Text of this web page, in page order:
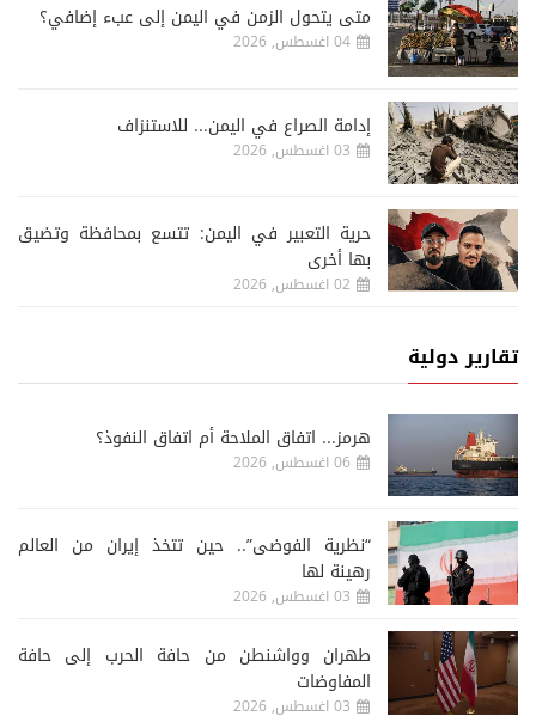
متى يتحول الزمن في اليمن إلى عبء إضافي؟
04 اغسطس, 2026
إدامة الصراع في اليمن... للاستنزاف
03 اغسطس, 2026
حرية التعبير في اليمن: تتسع بمحافظة وتضيق
بها أخرى
02 اغسطس, 2026
تقارير دولية
هرمز... اتفاق الملاحة أم اتفاق النفوذ؟
06 اغسطس, 2026
“نظرية الفوضى”.. حين تتخذ إيران من العالم
رهينة لها
03 اغسطس, 2026
طهران وواشنطن من حافة الحرب إلى حافة
المفاوضات
03 اغسطس, 2026